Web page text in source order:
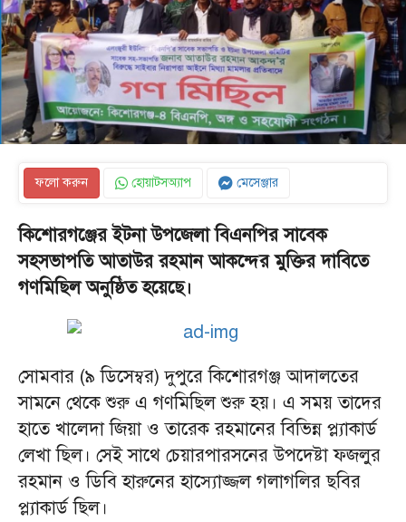
ফলো করুন হোয়াটসঅ্যাপ মেসেঞ্জার
কিশোরগঞ্জের ইটনা উপজেলা বিএনপির সাবেক
সহসভাপতি আতাউর রহমান আকন্দের মুক্তির দাবিতে
গণমিছিল অনুষ্ঠিত হয়েছে।
সোমবার (৯ ডিসেম্বর) দুপুরে কিশোরগঞ্জ আদালতের
সামনে থেকে শুরু এ গণমিছিল শুরু হয়। এ সময় তাদের
হাতে খালেদা জিয়া ও তারেক রহমানের বিভিন্ন প্ল্যাকার্ড
লেখা ছিল। সেই সাথে চেয়ারপারসনের উপদেষ্টা ফজলুর
রহমান ও ডিবি হারুনের হাস্যোজ্জল গলাগলির ছবির
প্ল্যাকার্ড ছিল।